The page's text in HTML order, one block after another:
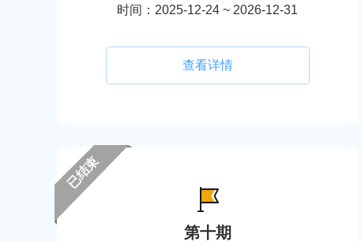
时间：2025-12-24 ~ 2026-12-31
查看详情
第十期
已结束